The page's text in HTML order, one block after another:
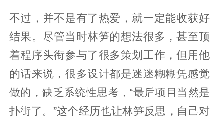
不过，并不是有了热爱，就一定能收获好
结果。尽管当时林笋的想法很多，甚至顶
着程序头衔参与了很多策划工作，但用他
的话来说，很多设计都是迷迷糊糊凭感觉
做的，缺乏系统性思考，“最后项目当然是
扑街了。”这个经历也让林笋反思，自己对